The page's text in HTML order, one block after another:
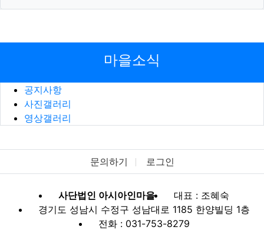
마을소식
공지사항
사진갤러리
영상갤러리
문의하기 로그인
사단법인 아시아인마을
대표 : 조혜숙
경기도 성남시 수정구 성남대로 1185 한양빌딩 1층
전화 : 031-753-8279